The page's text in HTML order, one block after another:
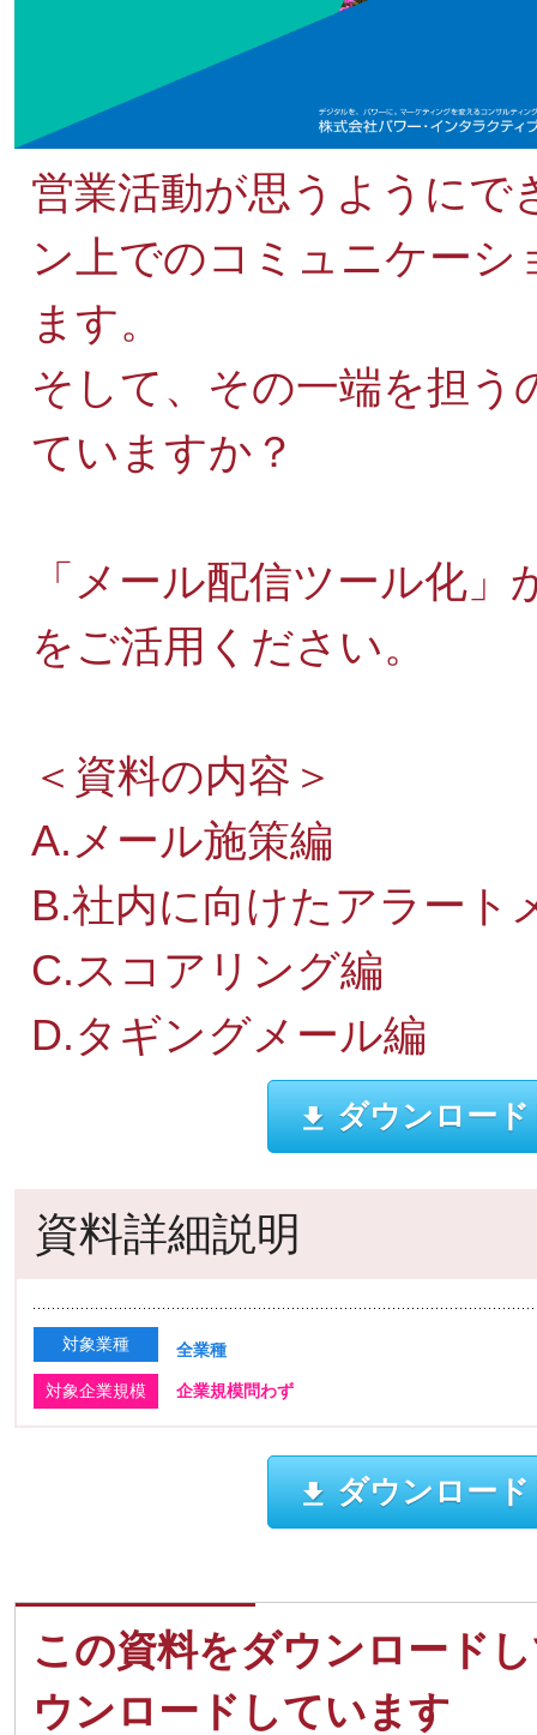
営業活動が思うようにで
ン上でのコミュニケー
ます。
そして、その一端を担う
ていますか？
「メール配信ツール化
をご活用ください。
＜資料の内容＞
A.メール施策編
B.社内に向けたアラート
C.スコアリング編
D.タギングメール編
ダウンロー
資料詳細説明
対象業種 全業種
対象企業規模 企業規模問わず
ダウンロー
この資料をダウンロード
ウンロードしています